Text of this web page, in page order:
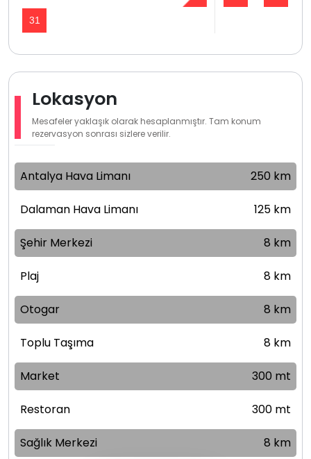
31
Lokasyon
Mesafeler yaklaşık olarak hesaplanmıştır. Tam konum
rezervasyon sonrası sizlere verilir.
Antalya Hava Limanı 250 km
Dalaman Hava Limanı 125 km
Şehir Merkezi 8 km
Plaj 8 km
Otogar 8 km
Toplu Taşıma 8 km
Market 300 mt
Restoran 300 mt
Sağlık Merkezi 8 km